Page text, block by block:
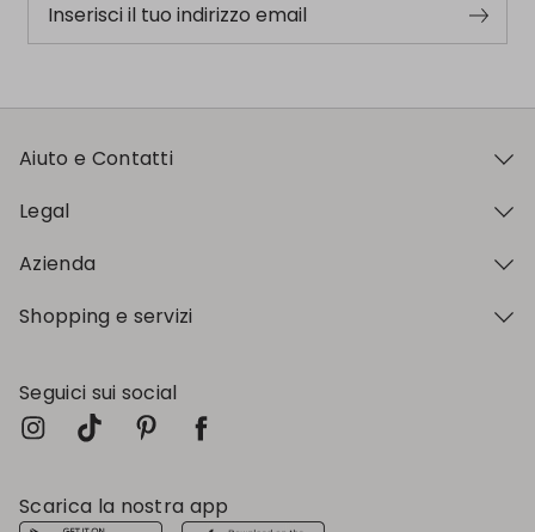
Inserisci il tuo indirizzo email
Aiuto e Contatti
Legal
Azienda
Shopping e servizi
Seguici sui social
Scarica la nostra app